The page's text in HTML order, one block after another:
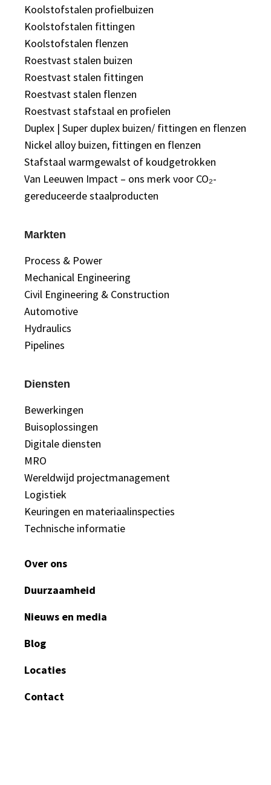
Koolstofstalen profielbuizen
Koolstofstalen fittingen
Koolstofstalen flenzen
Roestvast stalen buizen
Roestvast stalen fittingen
Roestvast stalen flenzen
Roestvast stafstaal en profielen
Duplex | Super duplex buizen/ fittingen en flenzen
Nickel alloy buizen, fittingen en flenzen
Stafstaal warmgewalst of koudgetrokken
Van Leeuwen Impact – ons merk voor CO₂-
gereduceerde staalproducten
Markten
Process & Power
Mechanical Engineering
Civil Engineering & Construction
Automotive
Hydraulics
Pipelines
Diensten
Bewerkingen
Buisoplossingen
Digitale diensten
MRO
Wereldwijd projectmanagement
Logistiek
Keuringen en materiaalinspecties
Technische informatie
Over ons
Duurzaamheid
Nieuws en media
Blog
Locaties
Contact